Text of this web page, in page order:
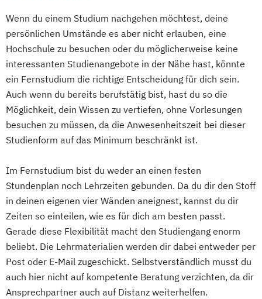
Energieverfahrenstechnik
Energiewirtschaft und -management
Engineering Management
Fahrzeugtechnik Game Design
Game Development
Gestaltung interaktiver Systeme
Grundlagen des Software Engineering
IT-Sicherheit Industriedesign
Informatik
Ingenieurpsychologie
KI und maschinelles Lernen
Kommunikationsdesign
Kunststofftechnik
Lebensmittelverfahrenstechnik
Leit- und Sicherungstechnik
Maschinenbau Materials Science
Mathematik für Studierende
Stelle an der FernUniversität („externe
Promotion“).
Geschichte Europas – Epochen
Umbrüche
Verflechtungen
Grundlagen Kulturwissenschaftliche
Literaturwissenschaft
Informatik Kulturwissenschaft
Mathematik
Softwareentwicklung
Mathematische und informatische
Grundlagen
Neuere deutsche Literatur im
medienkulturellen Kontext
Philosophie im europäischen Kontext
Philosophie – Philosophie im europäischen
Kontext
Wenn du einem Studium nachgehen möchtest, deine
persönlichen Umstände es aber nicht erlauben, eine
Hochschule zu besuchen oder du möglicherweise keine
interessanten Studienangebote in der Nähe hast, könnte
ein Fernstudium die richtige Entscheidung für dich sein.
Auch wenn du bereits berufstätig bist, hast du so die
Möglichkeit, dein Wissen zu vertiefen, ohne Vorlesungen
besuchen zu müssen, da die Anwesenheitszeit bei dieser
Studienform auf das Minimum beschränkt ist.
Im Fernstudium bist du weder an einen festen
Stundenplan noch Lehrzeiten gebunden. Da du dir den Stoff
in deinen eigenen vier Wänden aneignest, kannst du dir
Zeiten so einteilen, wie es für dich am besten passt.
Gerade diese Flexibilität macht den Studiengang enorm
beliebt. Die Lehrmaterialien werden dir dabei entweder per
Post oder E-Mail zugeschickt. Selbstverständlich musst du
auch hier nicht auf kompetente Beratung verzichten, da dir
Ansprechpartner auch auf Distanz weiterhelfen.